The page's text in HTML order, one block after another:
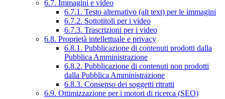
6.7. Immagini e video
6.7.1. Testo alternativo (alt text) per le immagini
6.7.2. Sottotitoli per i video
6.7.3. Trascrizioni per i video
6.8. Proprietà intellettuale e privacy
6.8.1. Pubblicazione di contenuti prodotti dalla
Pubblica Amministrazione
6.8.2. Pubblicazione di contenuti non prodotti
dalla Pubblica Amministrazione
6.8.3. Consenso dei soggetti ritratti
6.9. Ottimizzazione per i motori di ricerca (SEO)